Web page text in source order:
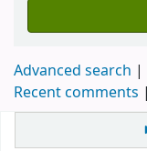
Advanced search
Recent comments